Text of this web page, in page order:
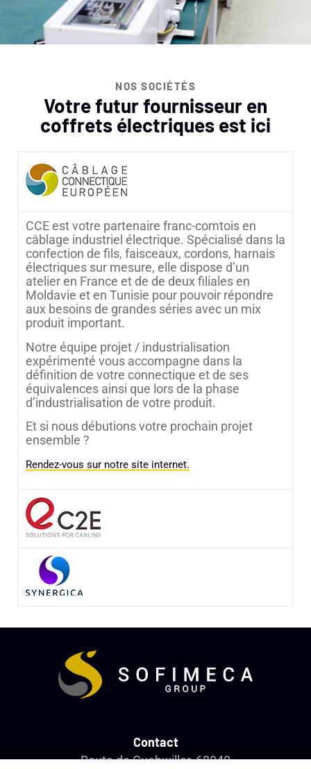
NOS SOCIÉTÉS
Votre futur fournisseur en
coffrets électriques est ici
CCE est votre partenaire franc-comtois en
câblage industriel électrique. Spécialisé dans la
confection de fils, faisceaux, cordons, harnais
électriques sur mesure, elle dispose d’un
atelier en France et de de deux filiales en
Moldavie et en Tunisie pour pouvoir répondre
aux besoins de grandes séries avec un mix
produit important.
Notre équipe projet / industrialisation
expérimenté vous accompagne dans la
définition de votre connectique et de ses
équivalences ainsi que lors de la phase
d’industrialisation de votre produit.
Et si nous débutions votre prochain projet
ensemble ?
Rendez-vous sur notre site internet.
Contact
Route de Guebwiller, 68840